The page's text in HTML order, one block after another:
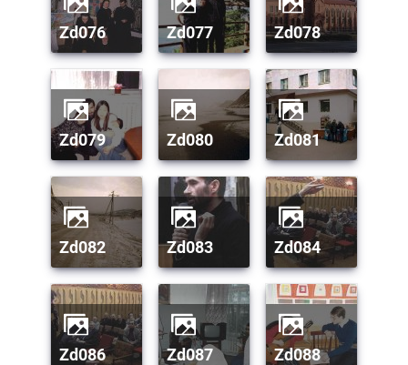
zd076 zd077 zd078
zd079 zd080 zd081
zd082 zd083 zd084
zd086 zd087 zd088